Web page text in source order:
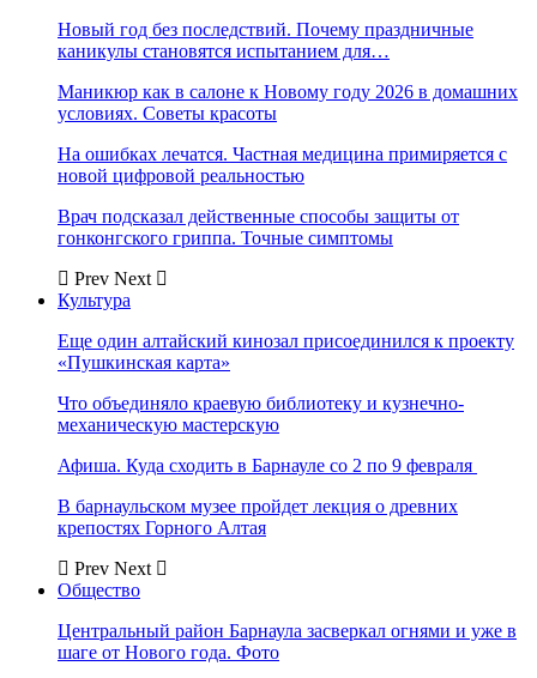
Новый год без последствий. Почему праздничные
каникулы становятся испытанием для…
Маникюр как в салоне к Новому году 2026 в домашних
условиях. Советы красоты
На ошибках лечатся. Частная медицина примиряется с
новой цифровой реальностью
Врач подсказал действенные способы защиты от
гонконгского гриппа. Точные симптомы
Prev Next
Культура
Еще один алтайский кинозал присоединился к проекту
«Пушкинская карта»
Что объединяло краевую библиотеку и кузнечно-
механическую мастерскую
Афиша. Куда сходить в Барнауле со 2 по 9 февраля
В барнаульском музее пройдет лекция о древних
крепостях Горного Алтая
Prev Next
Общество
Центральный район Барнаула засверкал огнями и уже в
шаге от Нового года. Фото